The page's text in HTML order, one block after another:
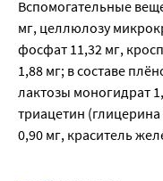
Вспомогательные
мг, целлюлозу
фосфат 11,32 мг,
1,88 мг; в составе
лактозы моногидрат
триацетин
0,90 мг, краситель